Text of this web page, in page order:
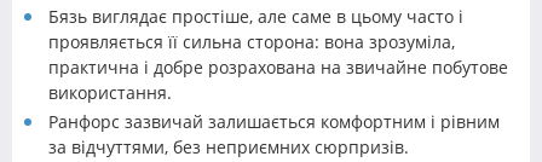
Бязь виглядає простіше, але саме в цьому часто і
проявляється її сильна сторона: вона зрозуміла,
практична і добре розрахована на звичайне побутове
використання.
Ранфорс зазвичай залишається комфортним і рівним
за відчуттями, без неприємних сюрпризів.